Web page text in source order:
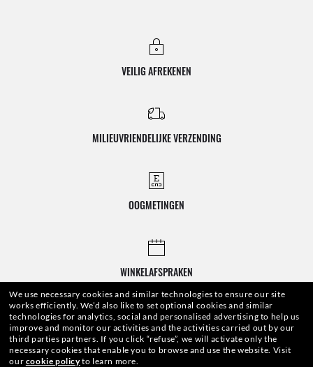
VEILIG AFREKENEN
MILIEUVRIENDELIJKE VERZENDING
OOGMETINGEN
WINKELAFSPRAKEN
We garanderen dat elke transactie 100% veilig is.
We use necessary cookies and similar technologies to ensure our site
works efficiently. We’d also like to set optional cookies and similar
technologies for analytics, social and personalised advertising to help us
improve and monitor our activities and the activities carried out by our
third parties partners. If you click “refuse”, we will activate only the
necessary cookies that enable you to browse and use the website. Visit
our cookie policyto learn more.